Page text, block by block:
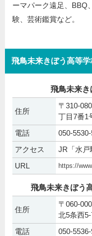
ーマパーク遠足、BBQ
験、芸術鑑賞など。
飛鳥未来きぼう高等
飛鳥未来
住所
〒310-
丁目7番1
電話
050-
アクセス
JR「水戸
URL
https://
飛鳥未来きぼう
住所
〒060-
北5条西
電話 050-